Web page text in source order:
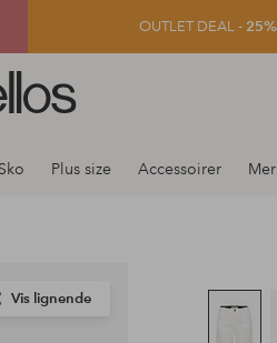
OUTLET DEAL -
Sko Plus size Accessoirer
Vis lignende